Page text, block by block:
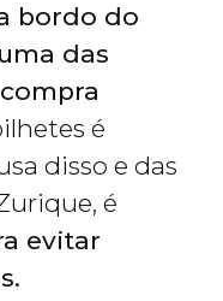
bordo do
das
compra
é
disso e das
é
evitar